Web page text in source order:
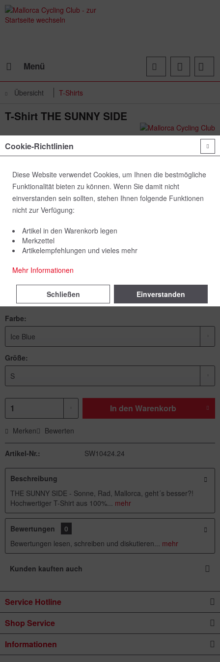
Menü
Übersicht T-Shirts
T-Shirt THE SUNNY SIDE
44,90 € *
inkl. MwSt.zzgl. Versandkosten
Lieferzeit 5 Werktage
Farbe:
Größe:
In den Warenkorb
Merken Bewerten
Artikel-Nr.: SW10424.24
Beschreibung
THE SUNNY SIDE - Sonne, Rad, Mallorca, geht´s besser?!
Hochwertiger T-Shirt aus 100%... mehr
Bewertungen
0
Bewertungen lesen, schreiben und diskutieren... mehr
Kunden kauften auch
Service Hotline
Shop Service
Informationen
Cookie-Richtlinien
Diese Website verwendet Cookies, um Ihnen die bestmögliche
Funktionalität bieten zu können. Wenn Sie damit nicht
einverstanden sein sollten, stehen Ihnen folgende Funktionen
nicht zur Verfügung:
Artikel in den Warenkorb legen
Merkzettel
Artikelempfehlungen und vieles mehr
Mehr Informationen
Einverstanden
Schließen